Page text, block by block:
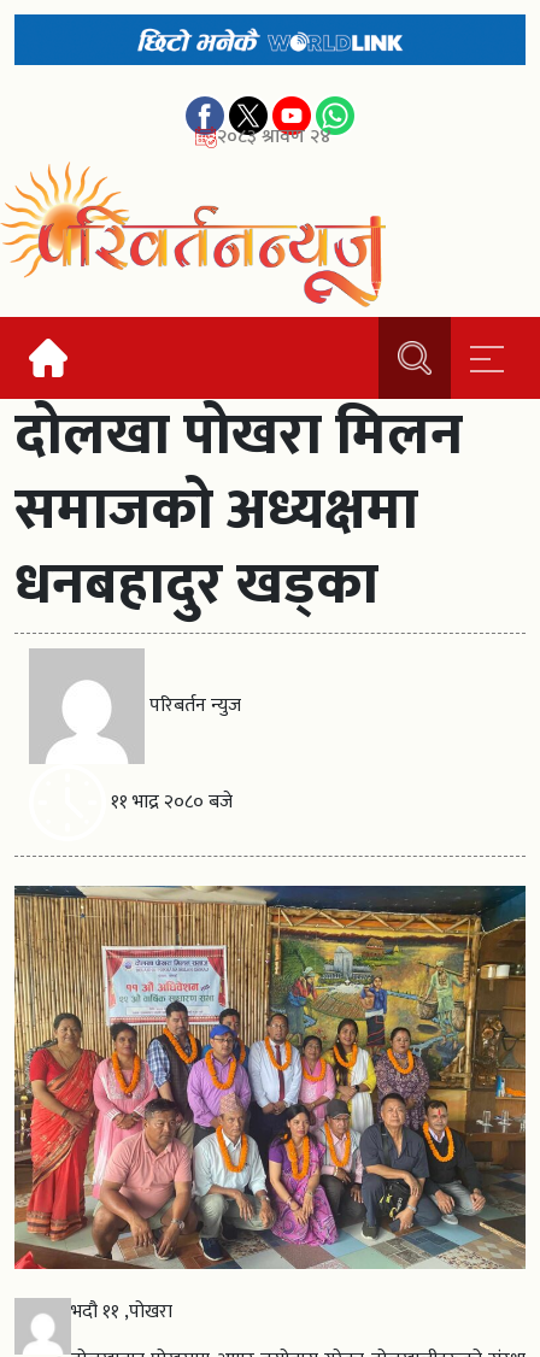
२०८३ श्रावण २४
दोलखा पोखरा मिलन
समाजको अध्यक्षमा
धनबहादुर खड्का
परिबर्तन न्युज
११ भाद्र २०८० बजे
भदौ ११ ,पोखरा